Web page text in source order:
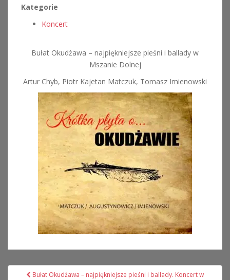
Kategorie
Koncert
Bułat Okudżawa – najpiękniejsze pieśni i ballady w
Mszanie Dolnej
Artur Chyb, Piotr Kajetan Matczuk, Tomasz Imienowski
Nawigacja
Bułat Okudżawa – najpiękniejsze pieśni i ballady. Koncert w